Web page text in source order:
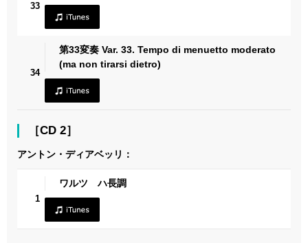
33
34
第33変奏 Var. 33. Tempo di menuetto moderato
(ma non tirarsi dietro)
［CD 2］
アントン・ディアベッリ：
1
ワルツ ハ長調